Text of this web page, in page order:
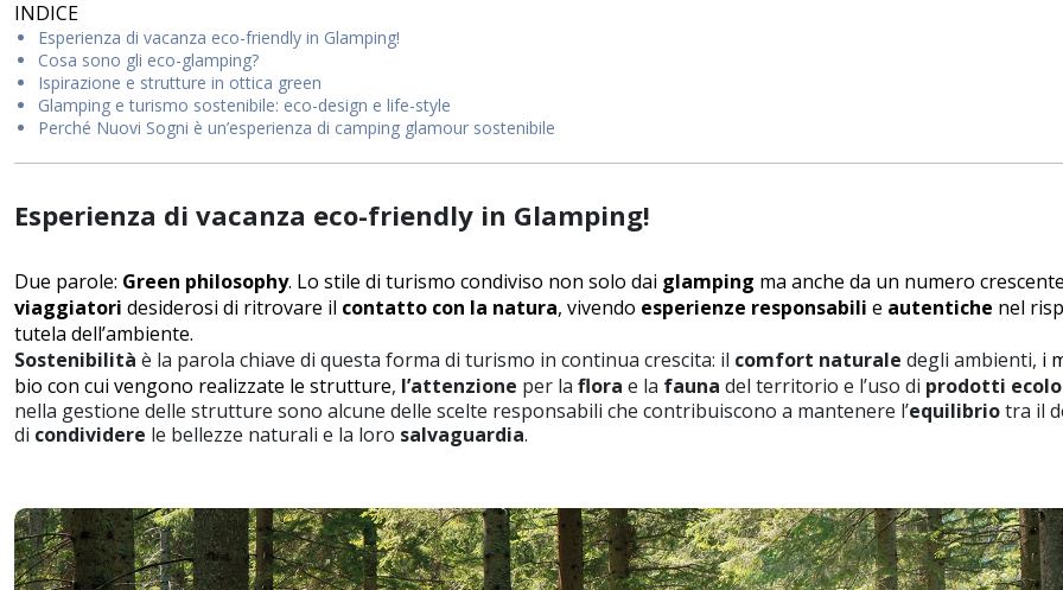
INDICE
Esperienza di vacanza eco-friendly in Glamping!
Cosa sono gli eco-glamping?
Ispirazione e strutture in ottica green
Glamping e turismo sostenibile: eco-design e life-style
Perché Nuovi Sogni è un’esperienza di camping glamour sostenibile
Esperienza di vacanza eco-friendly in Glamping!
Due parole: Green philosophy. Lo stile di turismo condiviso non solo dai glamping ma anche da un numero
viaggiatori desiderosi di ritrovare il contatto con la natura, vivendo esperienze responsabili e autentiche nel
tutela dell’ambiente.
Sostenibilità è la parola chiave di questa forma di turismo in continua crescita: il comfort naturale degli ambienti, i
bio con cui vengono realizzate le strutture, l’attenzione per la flora e la fauna del territorio e l’uso di prodotti
nella gestione delle strutture sono alcune delle scelte responsabili che contribuiscono a mantenere l’equilibriotra il
di condividere le bellezze naturali e la loro salvaguardia.